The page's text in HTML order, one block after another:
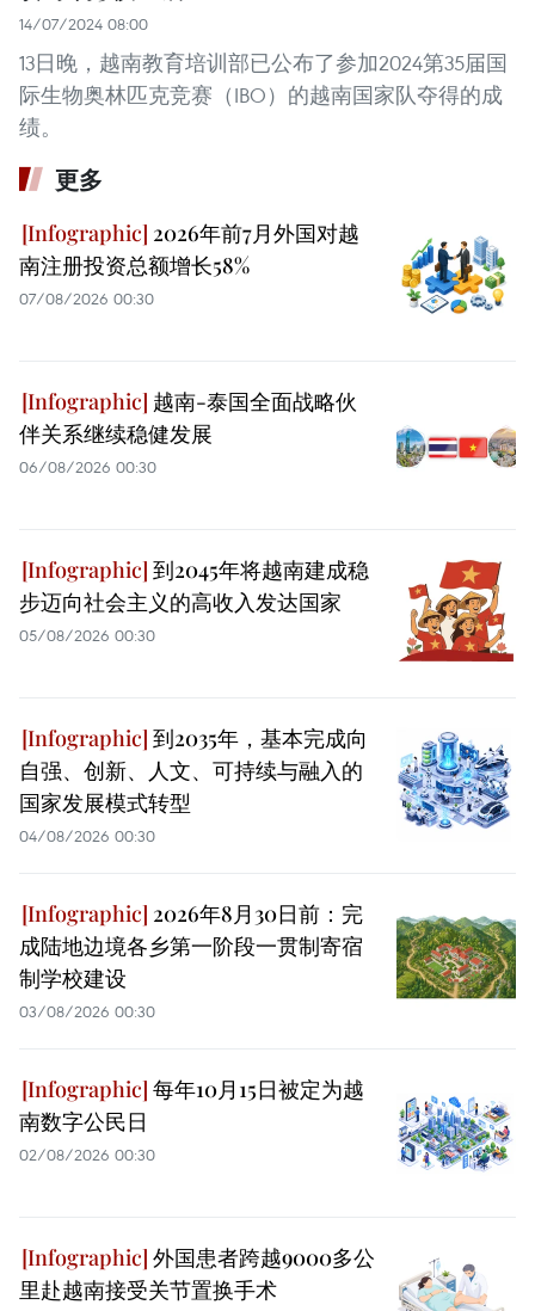
14/07/2024 08:00
13日晚，越南教育培训部已公布了参加2024第35届国
际生物奥林匹克竞赛（IBO）的越南国家队夺得的成
绩。
更多
2026年前7月外国对越
南注册投资总额增长58%
07/08/2026 00:30
越南-泰国全面战略伙
伴关系继续稳健发展
06/08/2026 00:30
到2045年将越南建成稳
步迈向社会主义的高收入发达国家
05/08/2026 00:30
到2035年，基本完成向
自强、创新、人文、可持续与融入的
国家发展模式转型
04/08/2026 00:30
2026年8月30日前：完
成陆地边境各乡第一阶段一贯制寄宿
制学校建设
03/08/2026 00:30
每年10月15日被定为越
南数字公民日
02/08/2026 00:30
外国患者跨越9000多公
里赴越南接受关节置换手术